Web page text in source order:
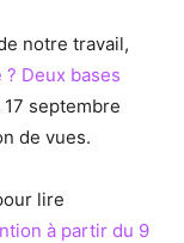
notre travail,
Deux bases
septembre
de vues.
lire
à partir du 9